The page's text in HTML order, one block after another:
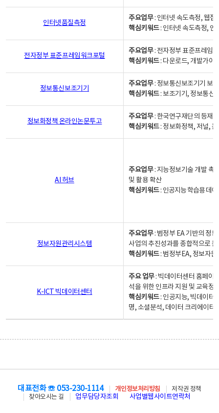
인터넷품질측정
주요업무: 인터넷 속도측정, 웹접
핵심키워드: 인터넷 속도측정, 인
전자정부 표준프레임워크포털
주요업무: 전자정부 표준프레임
핵심키워드: 다운로드, 개발가이
정보통신보조기기
주요업무: 정보통신보조기기 보
핵심키워드: 보조기기, 정보통신
정보화정책 온라인논문투고
주요업무: 한국연구재단의 등재
핵심키워드: 정보화정책, 저널,
AI 허브
주요업무: 지능정보기술 개발 촉
및 활용 확산
핵심키워드: 인공지능 학습용 데
정보자원관리시스템
주요업무: 범정부 EA 기반의 정
사업의 추진성과를 종합적으로
핵심키워드: 범정부EA, 정보자
K-ICT 빅데이터센터
주요 업무: 빅데이터센터 홈페이
석을 위한 인프라 지원 및 교육정
핵심키워드: 인공지능, 빅데이터,
명, 소셜분석, 데이터 크리에이터
대표전화 ☏ 053-230-1114 개인정보처리방침
저작권 정책
찾아오시는 길
업무담당자조회 사업별웹사이트연락처